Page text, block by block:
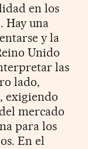
en los
Hay una
y la
Unido
las
lado,
exigiendo
mercado
para los
En el